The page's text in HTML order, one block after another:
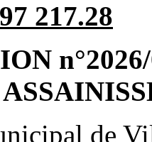
217.28
de